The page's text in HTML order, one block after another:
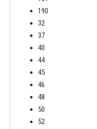
190
32
37
40
44
45
46
48
50
52